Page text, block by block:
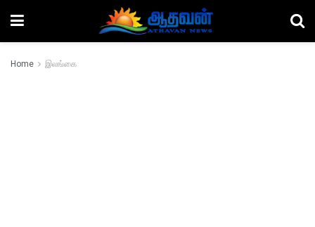
Home இலங்கை